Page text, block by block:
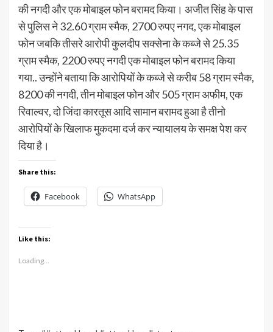
की नगदी और एक मोबाइल फोन बरामद किया। अजीत सिंह के पास
से पुलिस ने 32.60 ग्राम स्मैक, 2700 रुपए नगद, एक मोबाइल
फोन जबकि तीसरे आरोपी कुलदीप सक्सेना के कब्जे से 25.35
ग्राम स्मैक, 2200 रुपए नगदी एक मोबाइल फोन बरामद किया
गया.. उन्होंने बताया कि आरोपियों के कब्जे से करीब 58 ग्राम स्मैक,
8200 की नगदी, तीन मोबाइल फोन और 505 ग्राम अफीम, एक
रिवाल्वर, दो जिंदा कारतूस आदि सामान बरामद हुआ है तीनो
आरोपियों के खिलाफ मुकदमा दर्ज कर न्यायालय के समक्ष पेश कर
दिया है।
Share this:
Facebook WhatsApp
Like this:
Loading...